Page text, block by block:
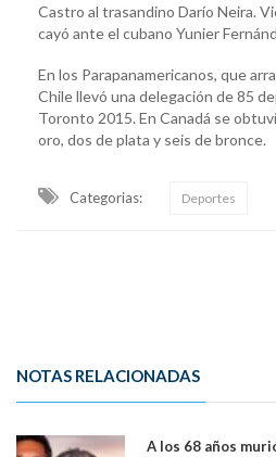
Castro al trasandino Darío Neira.
cayó ante el cubano Yunier
En los Parapanamericanos, que
Chile llevó una delegación de 85
Toronto 2015. En Canadá se
oro, dos de plata y seis de bronce.
Categorias: Deportes
NOTAS RELACIONADAS
A los 68 años